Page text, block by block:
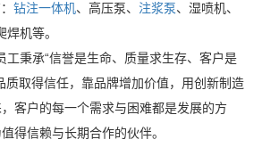
钻注一体机、高压泵、 注浆泵、湿喷机、
焊机等。
工秉承“信誉是生命、质量求生存、客户是
质取得信任，靠品牌增加价值，用创新制造
客户的每一个需求与困难都是发展的方
得信赖与长期合作的伙伴。